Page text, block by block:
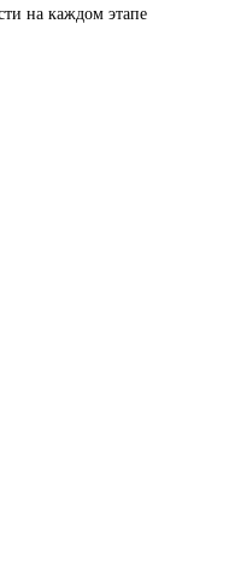
на каждом этапе